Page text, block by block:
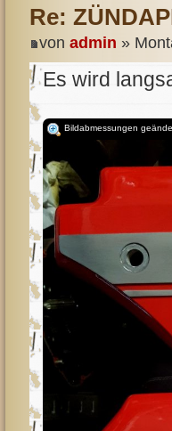
Re:
von admin »
Es wird
Bildabmessungen